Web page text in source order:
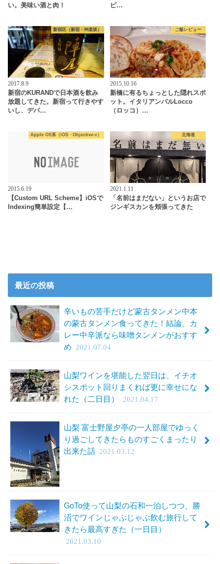
い。美味い酒と肉！ ピ…
新宿区（新宿・神楽坂）
2017.8.9
新宿のKURANDで日本酒を飲み
放題してきた。新宿って行きやす
いし、デパ…
ご飯レビュー
2015.10.16
新橋に有るちょっとした隠れスポ
ット。イタリアンバルLocco
（ロッコ）…
Apple OS系（iOS・Objective-c）
2015.6.19
【Custom URL Scheme】iOSで
Indexing簡単設定【…
北海道
2021.1.11
「名前はまだない」というお店で
ジンギスカンを頬張ってきた
最近の投稿
辛いもの苦手だけど蒙古タンメン中本
の蒙古タンメン食ってきた！結論、カ
レー中辛派なら味噌タンメンがおすす
め
2021.07.04
山梨ワインを堪能した翌日は、イチオ
シスポット回りまくれば更に幸せにな
れた（二日目）
2021.04.17
山梨 富士野屋夕亭の一人部屋でゆっく
り過ごしてきたらものすごくまったり
出来た話 2021.03.12
GoTo使って山梨の石和一泊しつつ、勝
沼でワインじゃぶじゃぶ飲む旅行して
きたら最高すぎた（一日目）
2021.03.10